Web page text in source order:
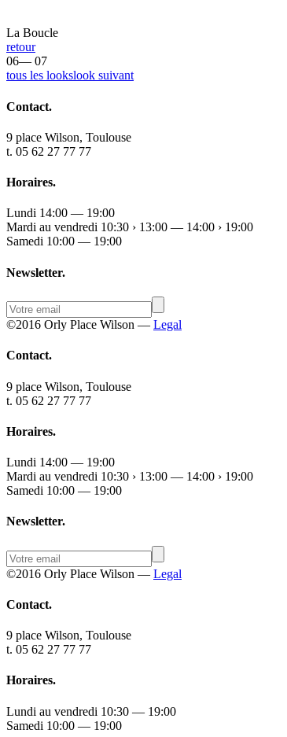
La Boucle
retour
06— 07
tous les lookslook suivant
Contact.
9 place Wilson, Toulouse
t. 05 62 27 77 77
Horaires.
Lundi 14:00 — 19:00
Mardi au vendredi 10:30 › 13:00 — 14:00 › 19:00
Samedi 10:00 — 19:00
Newsletter.
©2016 Orly Place Wilson — Legal
Contact.
9 place Wilson, Toulouse
t. 05 62 27 77 77
Horaires.
Lundi 14:00 — 19:00
Mardi au vendredi 10:30 › 13:00 — 14:00 › 19:00
Samedi 10:00 — 19:00
Newsletter.
©2016 Orly Place Wilson — Legal
Contact.
9 place Wilson, Toulouse
t. 05 62 27 77 77
Horaires.
Lundi au vendredi 10:30 — 19:00
Samedi 10:00 — 19:00